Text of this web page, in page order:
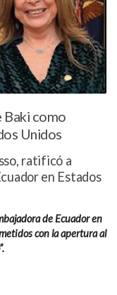
Baki como
Unidos
ratificó a
en Estados
de Ecuador en
con la apertura al